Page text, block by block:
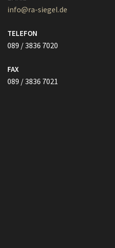
info@ra-siegel.de
TELEFON
089 / 3836 7020
FAX
089 / 3836 7021